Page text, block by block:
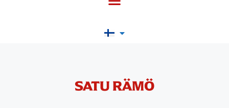
SATU RÄMÖ